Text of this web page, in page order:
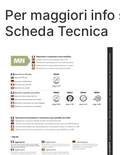
Per maggiori info
Scheda Tecnica